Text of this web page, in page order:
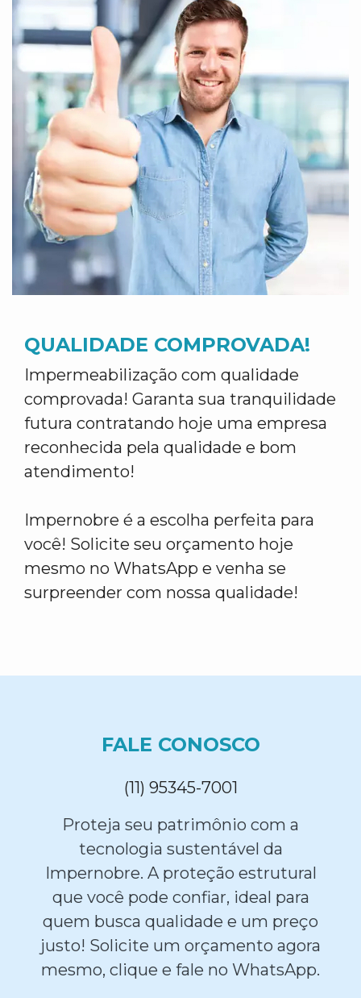
QUALIDADE COMPROVADA!
Impermeabilização com qualidade
comprovada! Garanta sua tranquilidade
futura contratando hoje uma empresa
reconhecida pela qualidade e bom
atendimento!
Impernobre é a escolha perfeita para
você! Solicite seu orçamento hoje
mesmo no WhatsApp e venha se
surpreender com nossa qualidade!
FALE CONOSCO
(11) 95345-7001
Proteja seu patrimônio com a
tecnologia sustentável da
Impernobre. A proteção estrutural
que você pode confiar, ideal para
quem busca qualidade e um preço
justo! Solicite um orçamento agora
mesmo, clique e fale no WhatsApp.